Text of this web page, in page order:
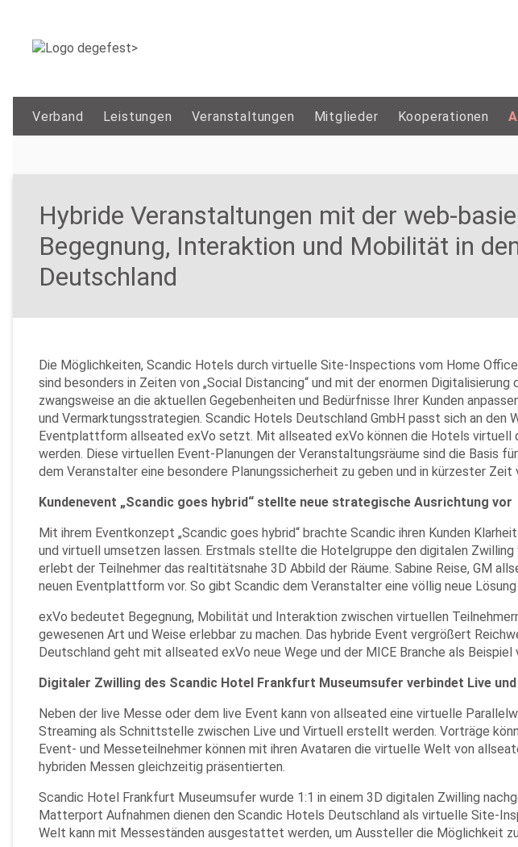
Verband Leistungen Veranstaltungen Mitglieder Kooperationen
Hybride Veranstaltungen mit der web-
Begegnung, Interaktion und Mobilität in
Deutschland
Die Möglichkeiten, Scandic Hotels durch virtuelle Site-Inspections vom Home
sind besonders in Zeiten von „Social Distancing“ und mit der enormen
zwangsweise an die aktuellen Gegebenheiten und Bedürfnisse Ihrer Kunden
und Vermarktungsstrategien. Scandic Hotels Deutschland GmbH passt sich an den
Eventplattform allseated exVo setzt. Mit allseated exVo können die Hotels
werden. Diese virtuellen Event-Planungen der Veranstaltungsräume sind die
dem Veranstalter eine besondere Planungssicherheit zu geben und in kürzester
Kundenevent „Scandic goes hybrid“ stellte neue strategische Ausrichtung vor
Mit ihrem Eventkonzept „Scandic goes hybrid“ brachte Scandic ihren Kunden
und virtuell umsetzen lassen. Erstmals stellte die Hotelgruppe den digitalen
erlebt der Teilnehmer das realtitätsnahe 3D Abbild der Räume. Sabine Reise, GM
neuen Eventplattform vor. So gibt Scandic dem Veranstalter eine völlig neue
exVo bedeutet Begegnung, Mobilität und Interaktion zwischen virtuellen
gewesenen Art und Weise erlebbar zu machen. Das hybride Event vergrößert
Deutschland geht mit allseated exVo neue Wege und der MICE Branche als
Digitaler Zwilling des Scandic Hotel Frankfurt Museumsufer verbindet Live
Neben der live Messe oder dem live Event kann von allseated eine virtuelle
Streaming als Schnittstelle zwischen Live und Virtuell erstellt werden. Vorträge
Event- und Messeteilnehmer können mit ihren Avataren die virtuelle Welt von
hybriden Messen gleichzeitig präsentierten.
Scandic Hotel Frankfurt Museumsufer wurde 1:1 in einem 3D digitalen Zwilling
Matterport Aufnahmen dienen den Scandic Hotels Deutschland als virtuelle Site-
Welt kann mit Messeständen ausgestattet werden, um Aussteller die Möglichkeit